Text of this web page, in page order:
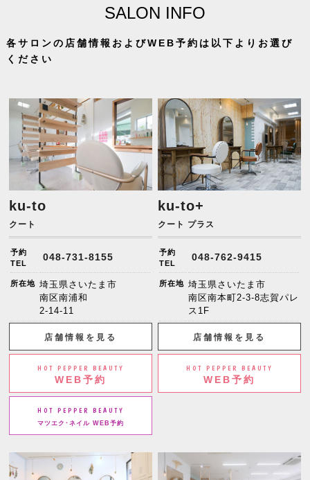
SALON INFO
各サロンの店舗情報およびWEB予約は以下よりお選び
ください
ku-to
クート
予約
TEL
048-731-8155
所在地 埼玉県さいたま市
南区南浦和
2-14-11
店舗情報を見る
HOT PEPPER BEAUTY
WEB予約
HOT PEPPER BEAUTY
マツエク･ネイル WEB予約
ku-to+
クート プラス
予約
TEL
048-762-9415
所在地 埼玉県さいたま市
南区南本町2-3-8志賀パレ
ス1F
店舗情報を見る
HOT PEPPER BEAUTY
WEB予約